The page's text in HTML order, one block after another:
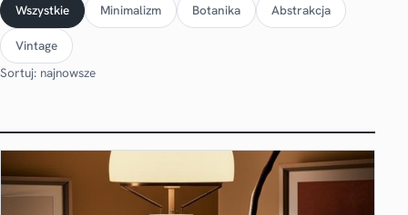
Wszystkie Minimalizm Botanika Abstrakcja
Vintage
Sortuj: najnowsze